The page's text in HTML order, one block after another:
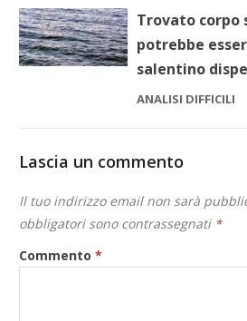
Trovato corpo
potrebbe
salentino
ANALISI DIFFICILI
Lascia un commento
Il tuo indirizzo email non sarà
obbligatori sono contrassegnati *
Commento*